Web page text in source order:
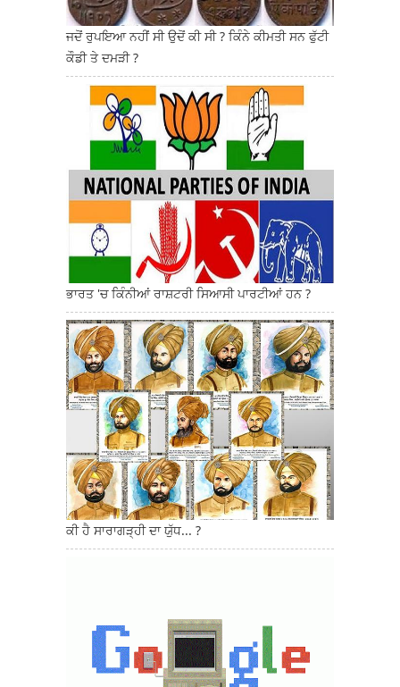
ਜਦੋਂ ਰੁਪਇਆ ਨਹੀਂ ਸੀ ਉਦੋਂ ਕੀ ਸੀ ? ਕਿੰਨੇ ਕੀਮਤੀ ਸਨ ਫੁੱਟੀ
ਕੌਡੀ ਤੇ ਦਮੜੀ ?
ਭਾਰਤ 'ਚ ਕਿੰਨੀਆਂ ਰਾਸ਼ਟਰੀ ਸਿਆਸੀ ਪਾਰਟੀਆਂ ਹਨ ?
ਕੀ ਹੈ ਸਾਰਾਗੜ੍ਹੀ ਦਾ ਯੁੱਧ... ?